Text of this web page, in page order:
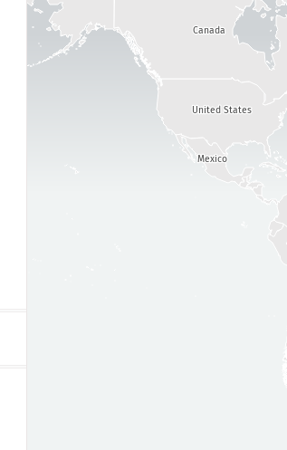
United States
Canada
Mexico